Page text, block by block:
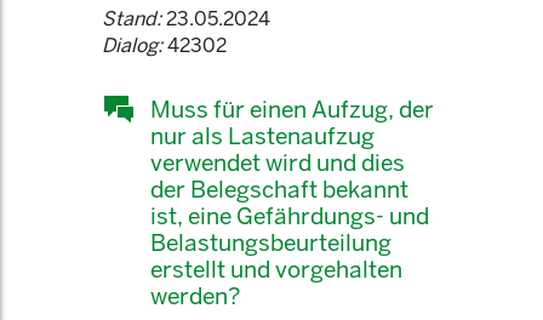
Stand:23.05.2024
Dialog:42302
Muss für einen Aufzug, der
nur als Lastenaufzug
verwendet wird und dies
der Belegschaft bekannt
ist, eine Gefährdungs- und
Belastungsbeurteilung
erstellt und vorgehalten
werden?